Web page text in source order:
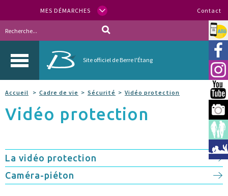
MES DÉMARCHES Contact
Site officiel de Berre l'Étang
Allo
Accueil Cadre de vie Sécurité Vidéo protection
Vidéo protection
La vidéo protection
Caméra-piéton